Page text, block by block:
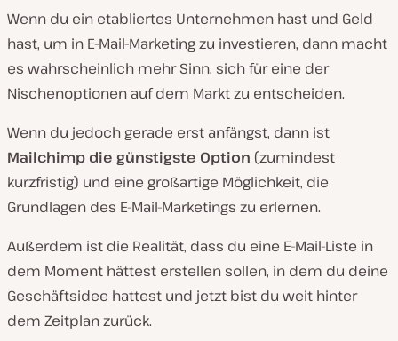
Wenn du ein etabliertes Unternehmen hast und Geld
hast, um in E-Mail-Marketing zu investieren, dann macht
es wahrscheinlich mehr Sinn, sich für eine der
Nischenoptionen auf dem Markt zu entscheiden.
Wenn du jedoch gerade erst anfängst, dann ist
Mailchimp die günstigste Option (zumindest
kurzfristig) und eine großartige Möglichkeit, die
Grundlagen des E-Mail-Marketings zu erlernen.
Außerdem ist die Realität, dass du eine E-Mail-Liste in
dem Moment hättest erstellen sollen, in dem du deine
Geschäftsidee hattest und jetzt bist du weit hinter
dem Zeitplan zurück.